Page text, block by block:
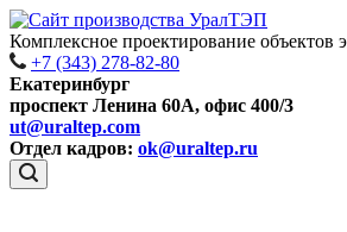
Комплексное проектирование объектов
+7 (343) 278-82-80
Екатеринбург
проспект Ленина 60А, офис 400/3
ut@uraltep.com
Отдел кадров: ok@uraltep.ru